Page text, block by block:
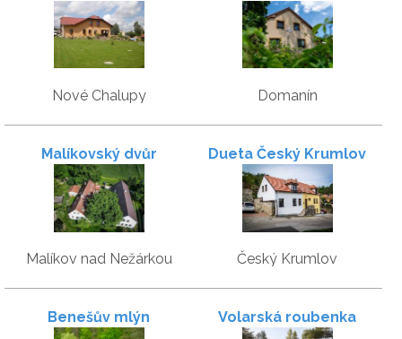
Nové Chalupy Domanín
Malíkovský dvůr
Malíkov nad Nežárkou
Dueta Český Krumlov
Český Krumlov
Benešův mlýn Volarská roubenka